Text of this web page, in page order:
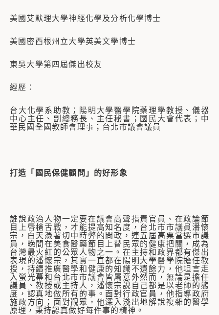
美國艾默理大學神經化學及分析化學博士
美國密西根州立大學英美文學博士
東吳大學第四屆傑出校友
經歷：
台大化學系助教；陽明大學醫學院藥理學教授、儀器
中心主任、副總務長、主任秘書；國民大會代表；中
華民國全國教師會理事；台北市議會議員
打造「國民保健顧問」的好形象
誰說政治人物一定要在議會高聲指責官員、在政論節
目上唇槍舌戰，才能提高知名度，台北市市議員潘懷
宗，白天憑著切中時弊的問政，連五屆高票當選市議
員，晚間在美食醫藥節目上替民眾的健康把關，成為
台灣最火紅的公眾人物之一。在主持和政界都有傑出
表現的潘懷宗，其實一直都在陽明大學醫學院擔任教
授，持續推廣醫學和健康的知識不遺餘力，他坦言走
入螢光幕和台北市市議會皆屬意外然而，無論是擔任
議員、教授或主持人，潘懷宗說自己都是以老師的態
度，認真地做所有的事。面對行政官員，他指導政府
施政方向；面對觀眾，他深入淺出地解說複雜的醫學
原理，秉持認真做好每件事的精神。